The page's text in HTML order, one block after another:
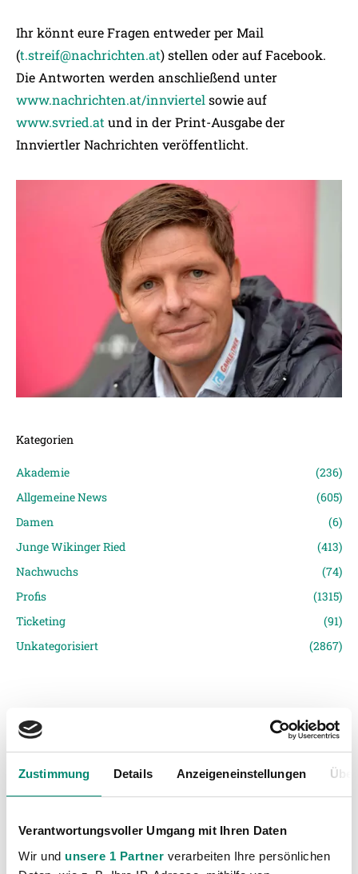
Zustimmung Details Anzeigeneinstellungen
Verantwortungsvoller Umgang mit Ihren Daten
Wir und unsere 1 Partner verarbeiten Ihre persönlichen
Ihr könnt eure Fragen entweder per Mail
(t.streif@nachrichten.at) stellen oder auf Facebook.
Die Antworten werden anschließend unter
www.nachrichten.at/innviertel sowie auf
www.svried.at und in der Print-Ausgabe der
Innviertler Nachrichten veröffentlicht.
Kategorien
Akademie
(236)
Allgemeine News
(605)
Damen
(6)
Junge Wikinger Ried
(413)
Nachwuchs
(74)
Profis
(1315)
Ticketing
(91)
Unkategorisiert
(2867)
VORIGER NEWSEINTRAG NÄCHSTER NEWSEINTRAG